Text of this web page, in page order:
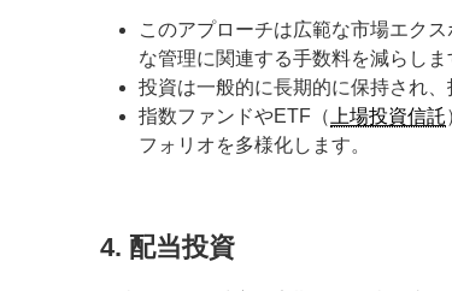
このアプローチは広範な市場エク
な管理に関連する手数料を減らしま
投資は一般的に長期的に保持され
指数ファンドやETF（ 上場投資信託
フォリオを多様化します。
4. 配当投資